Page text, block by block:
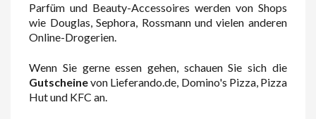
Parfüm und Beauty-Accessoires werden von Shops
wie Douglas, Sephora, Rossmann und vielen anderen
Online-Drogerien.
Wenn Sie gerne essen gehen, schauen Sie sich die
Gutscheinevon Lieferando.de, Domino's Pizza, Pizza
Hut und KFC an.